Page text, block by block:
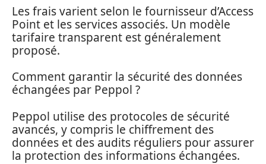
Les frais varient selon le fournisseur d’Access
Point et les services associés. Un modèle
tarifaire transparent est généralement
proposé.
Comment garantir la sécurité des données
échangées par Peppol ?
Peppol utilise des protocoles de sécurité
avancés, y compris le chiffrement des
données et des audits réguliers pour assurer
la protection des informations échangées.